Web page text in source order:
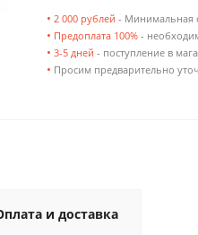
• 2 000 рублей - Минимальная
• Предоплата 100% -
• 3-5 дней - поступление в
• Просим предварительно
и доставка